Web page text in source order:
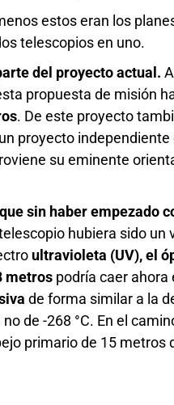
estos eran los
telescopios en uno.
del proyecto actual.
propuesta de misión
. De este proyecto
proyecto
su eminente
sin haber empezado
hubiera sido un
ultravioleta (UV), el
metros podría caer ahora
de forma similar a la
de -268 °C. En el
primario de 15 metros